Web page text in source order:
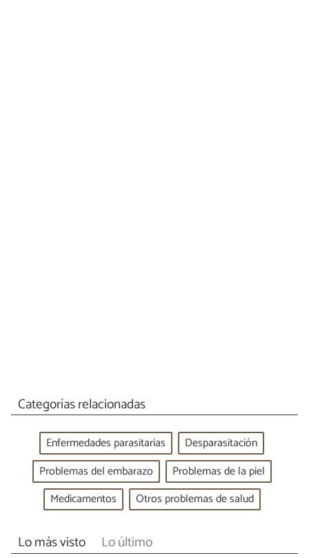
Categorías relacionadas
Enfermedades parasitarias
Desparasitación
Problemas del embarazo
Problemas de la piel
Medicamentos
Otros problemas de salud
Lo más visto Lo último